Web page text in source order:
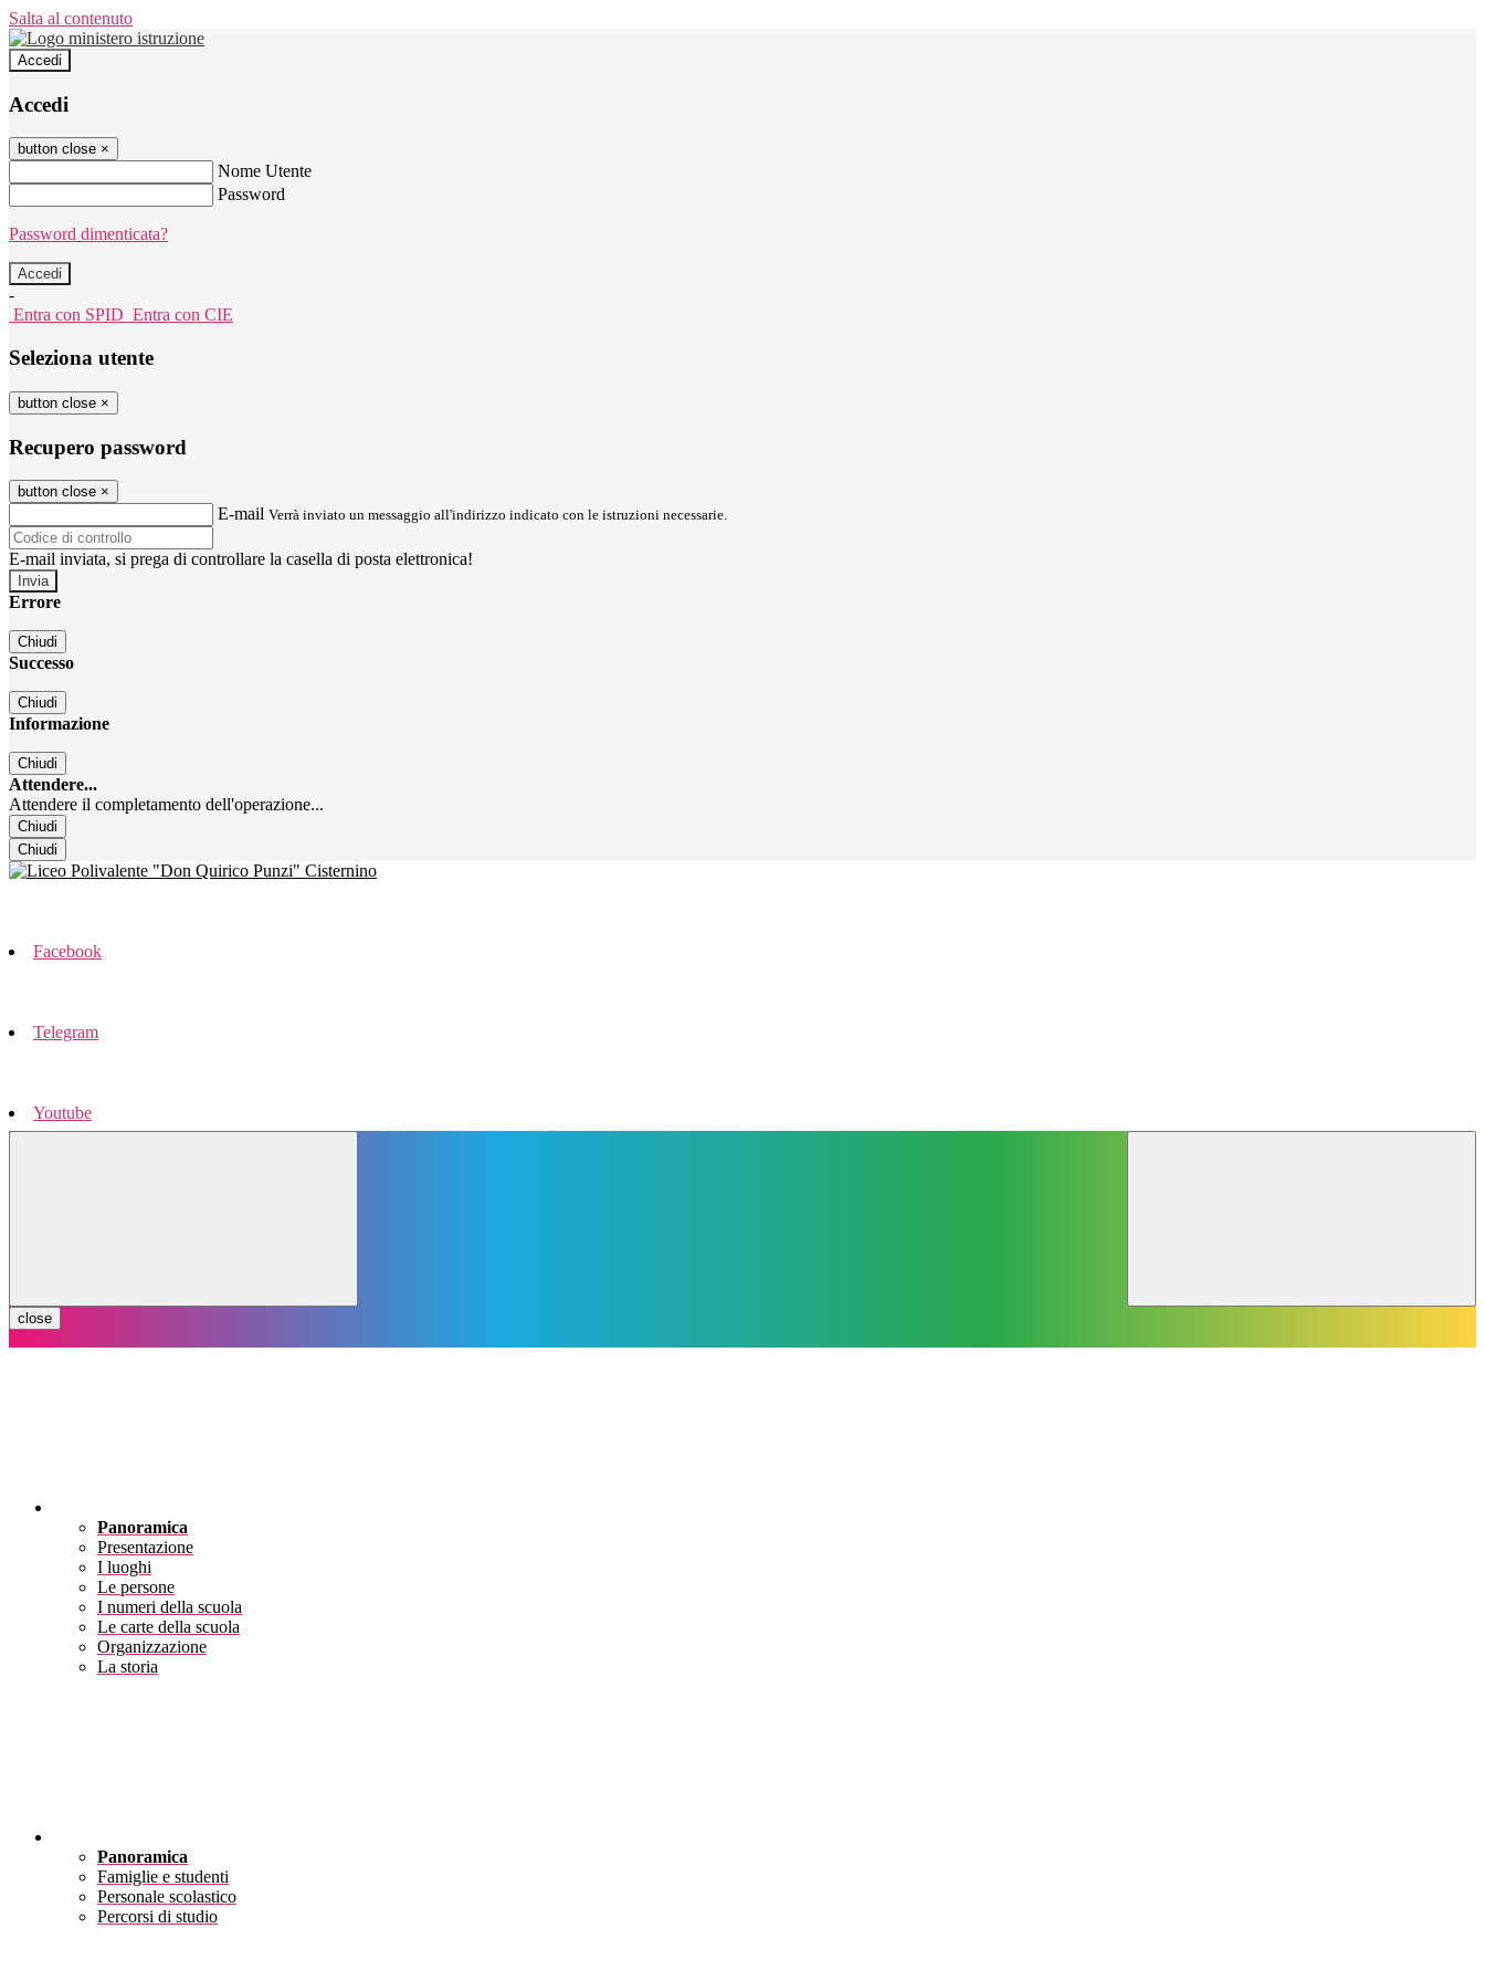
Salta al contenuto
Accedi
Accedi
button close ×
Nome Utente
Password
Password dimenticata?
-
Entra con SPID Entra con CIE
Seleziona utente
button close ×
Recupero password
button close ×
E-mail Verrà inviato un messaggio all'indirizzo indicato con le istruzioni necessarie.
E-mail inviata, si prega di controllare la casella di posta elettronica!
Errore
Chiudi
Successo
Chiudi
Informazione
Chiudi
Attendere...
Attendere il completamento dell'operazione...
Chiudi
Chiudi
Facebook
Telegram
Youtube
close
Panoramica
Presentazione
I luoghi
Le persone
I numeri della scuola
Le carte della scuola
Organizzazione
La storia
Panoramica
Famiglie e studenti
Personale scolastico
Percorsi di studio